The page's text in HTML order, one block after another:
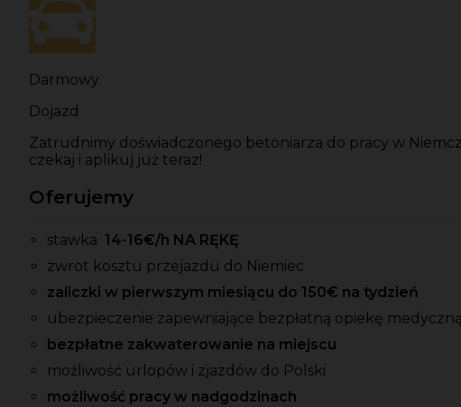
Darmowy
Dojazd
Zatrudnimy doświadczonego betoniarza do pracy w
czekaj i aplikuj już teraz!
Oferujemy
stawka 14-16€/h NA RĘKĘ
zwrot kosztu przejazdu do Niemiec
zaliczki w pierwszym miesiącu do 150€ na tydzień
ubezpieczenie zapewniające bezpłatną opiekę medyczną
bezpłatne zakwaterowanie na miejscu
możliwość urlopów i zjazdów do Polski
możliwość pracy w nadgodzinach